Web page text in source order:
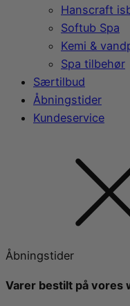
Hanscraft
Softub Spa
Kemi &
Spa tilbehør
Særtilbud
Åbningstider
Kundeservice
Åbningstider
Varer bestilt på vores